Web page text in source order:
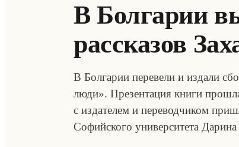
В Болгарии
рассказов
В Болгарии перевели и издали
люди». Презентация книги
с издателем и переводчиком
Софийского университета